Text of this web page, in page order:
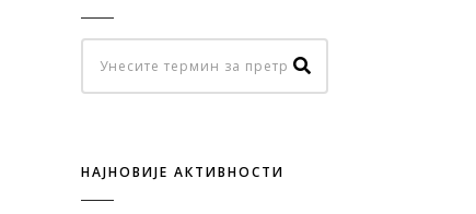
НАЈНОВИЈЕ АКТИВНОСТИ